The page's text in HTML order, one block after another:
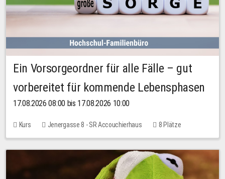
Ein Vorsorgeordner für alle Fälle – gut
vorbereitet für kommende Lebensphasen
17.08.2026 08:00 bis 17.08.2026 10:00
Kurs Jenergasse 8 - SR Accouchierhaus 8 Plätze